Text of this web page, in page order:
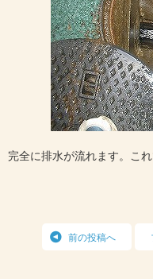
完全に排水が流れます。これ
前の投稿へ